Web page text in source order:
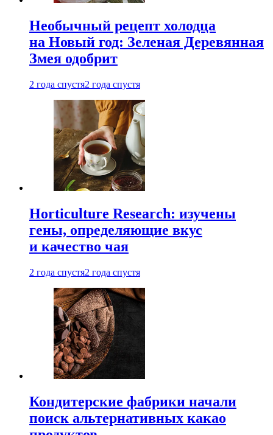
Необычный рецепт холодца
на Новый год: Зеленая Деревянная
Змея одобрит
2 года спустя2 года спустя
Horticulture Research: изучены
гены, определяющие вкус
и качество чая
2 года спустя2 года спустя
Кондитерские фабрики начали
поиск альтернативных какао